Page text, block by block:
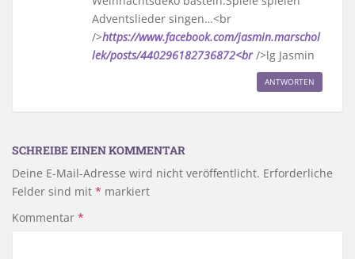
Adventslieder singen…<br
/>https://www.facebook.com/jasmin.marschol
lek/posts/440296182736872<br/>lg Jasmin
ANTWORTEN
SCHREIBE EINEN KOMMENTAR
Deine E-Mail-Adresse wird nicht veröffentlicht. Erforderliche
Felder sind mit * markiert
Kommentar *